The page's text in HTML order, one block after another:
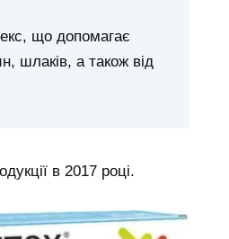
що допомагає
шлаків, а також від
в 2017 році.